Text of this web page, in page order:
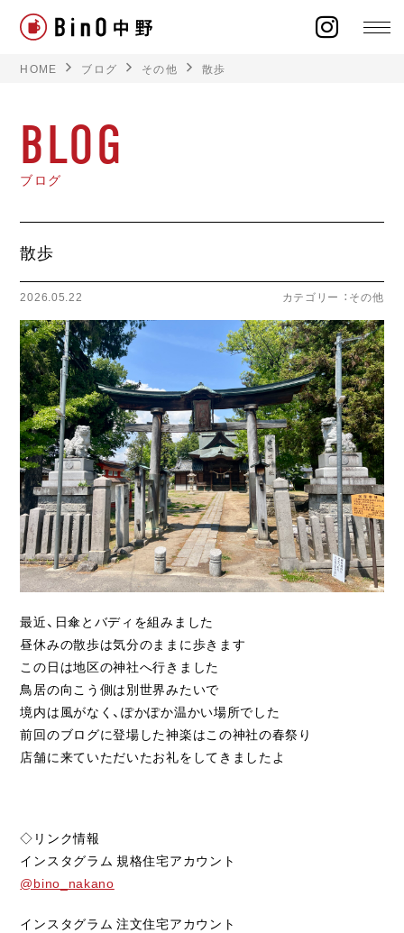
ラインナップ
オーナー様の声
モデルハウス
ライフスタイル
クオリティ
お知らせ
ブログ
会社概要
スタッフ紹介
採用情報
HOME ブログ その他 散歩
BLOG
ブログ
散歩
2026.05.22 カテゴリー ： その他
最近、日傘とバディを組みました
昼休みの散歩は気分のままに歩きます
この日は地区の神社へ行きました
鳥居の向こう側は別世界みたいで
境内は風がなく、ぽかぽか温かい場所でした
前回のブログに登場した神楽はこの神社の春祭り
店舗に来ていただいたお礼をしてきましたよ
◇リンク情報
インスタグラム 規格住宅アカウント
@bino_nakano
インスタグラム 注文住宅アカウント